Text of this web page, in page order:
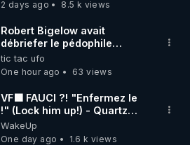
2 days ago
8.5 k views
Robert Bigelow avait
débriefer le pédophile
génocidaire de donald j
trump
tic tac ufo
One hour ago
63 views
VF🟩 FAUCI ?! "Enfermez le
!" (Lock him up!) - Quartz
Traduction
WakeUp
One day ago
1.6 k views